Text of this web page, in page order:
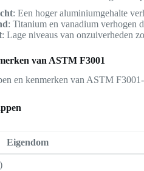
: Een hoger aluminiumgehalte
: Titanium en vanadium verhogen
: Lage niveaus van onzuiverheden
van ASTM F3001
en kenmerken van ASTM
Eigendom